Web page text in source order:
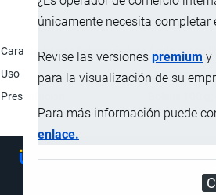
únicamente necesita completar
Revise las versiones premium y
para la visualización de su
Para más información puede
enlace.
Característica
Características fisicoquímicas
Ácido graso
Uso
Como
Presentación